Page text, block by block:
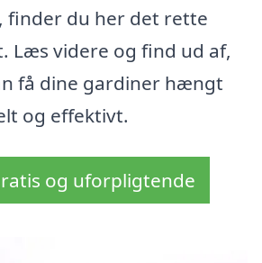
finder du her det rette
Læs videre og find ud af,
få dine gardiner hængt
og effektivt.
og uforpligtende